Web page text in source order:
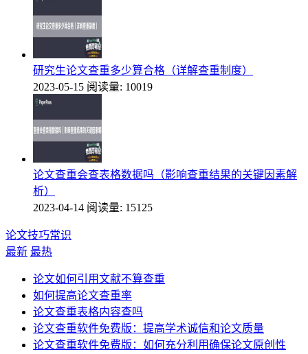
研究生论文查重多少算合格（详解查重制度）
2023-05-15 阅读量: 10019
论文查重会查表格数据吗（影响查重结果的关键因素解
析）
2023-04-14 阅读量: 15125
论文技巧常识
最新 最热
论文如何引用文献不算查重
如何提高论文查重率
论文查重表格内容查吗
论文查重软件免费版：提高学术诚信和论文质量
论文查重软件免费版：如何充分利用确保论文原创性